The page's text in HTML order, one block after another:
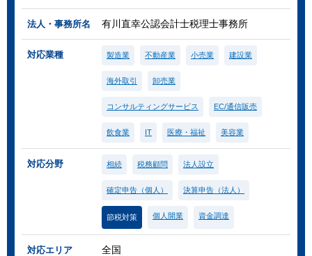
法人・事務所名 有川直幸公認会計士税理士事務所
対応業種 製造業 不動産業 小売業 建設業
海外取引 卸売業
コンサルティングサービス EC/通信販売
飲食業 IT 医療・福祉 美容業
対応分野 相続 税務顧問 法人設立
確定申告（個人） 決算申告（法人）
節税対策 個人開業 資金調達
対応エリア 全国